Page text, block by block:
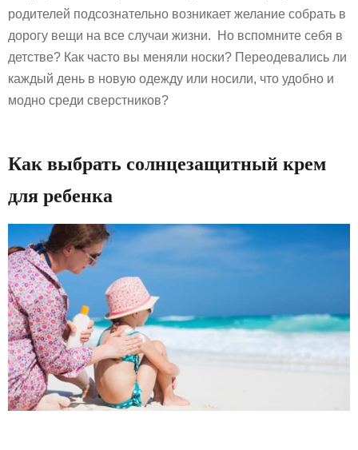
родителей подсознательно возникает желание собрать в
дорогу вещи на все случаи жизни. Но вспомните себя в
детстве? Как часто вы меняли носки? Переодевались ли
каждый день в новую одежду или носили, что удобно и
модно среди сверстников?
Как выбрать солнцезащитный крем
для ребенка